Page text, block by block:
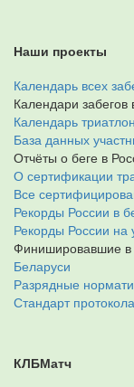
Наши проекты
Календарь всех
Календари забегов
Календарь
База данных
Отчёты о беге в
О сертификации
Все
Рекорды России в
Рекорды России на
Финишировавшие в
Беларуси
Разрядные
Стандарт протокола
КЛБМатч